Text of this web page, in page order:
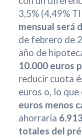
3,5% (4,49%
mensual será
de febrero de
año de
10.000 euros
reducir cuota
euros o, lo que
euros menos
ahorraría
totales del